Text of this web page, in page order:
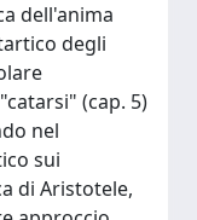
dell'anima
degli
(cap. 5)
nel
sui
di Aristotele,